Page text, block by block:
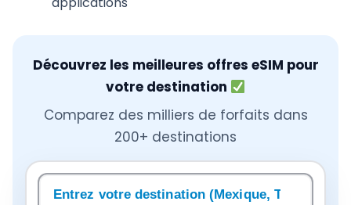
Découvrez les meilleures offres eSIM pour
votre destination
Comparez des milliers de forfaits dans
200+ destinations
Rechercher une destination